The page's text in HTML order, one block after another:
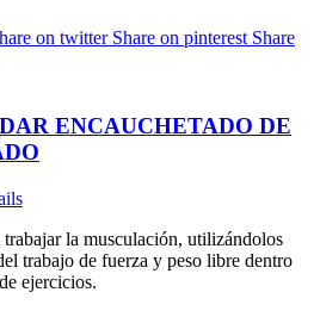
on twitter Share on pinterest Share
ENCAUCHETADO DE
trabajar la musculación, utilizándolos
trabajo de fuerza y peso libre dentro
ejercicios.